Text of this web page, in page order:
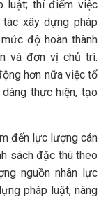
luật; thí điểm việc
xây dựng pháp
độ hoàn thành
và đơn vị chủ trì.
hơn nữa việc tổ
thực hiện, tạo
đến lực lượng cán
sách đặc thù theo
nguồn nhân lực
pháp luật, nâng